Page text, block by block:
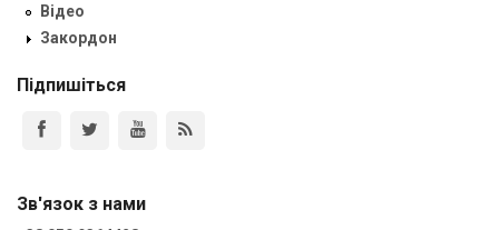
Відео
Закордон
Підпишіться
Зв'язок з нами